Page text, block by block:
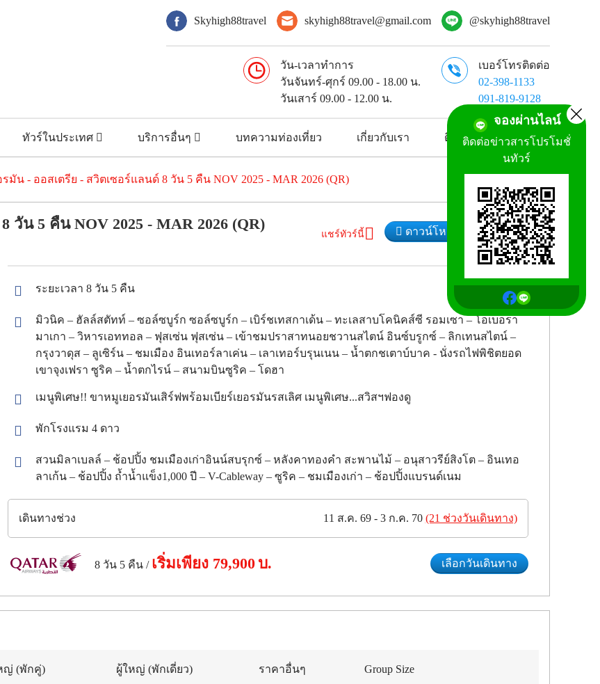
Skyhigh88travel skyhigh88travel@gmail.com @skyhigh88travel
วัน-เวลาทำการ
วันจันทร์-ศุกร์ 09.00 - 18.00 น.
วันเสาร์ 09.00 - 12.00 น.
เบอร์โทรติดต่อ
02-398-1133
091-819-9128
ทัวร์ในประเทศ บริการอื่นๆ บทความท่องเที่ยว เกี่ยวกับเรา ติดต่อเรา
รมัน - ออสเตรีย - สวิตเซอร์แลนด์ 8 วัน 5 คืน NOV 2025 - MAR 2026 (QR)
น 5 คืน NOV 2025 - MAR 2026 (QR)
แชร์ทัวร์นี้ ดาวน์โหลดโปรแกรมทัวร์
ระยะเวลา 8 วัน 5 คืน
มิวนิค – ฮัลล์สตัทท์ – ซอล์ซบูร์ก ซอล์ซบูร์ก – เบิร์ชเทสกาเด้น – ทะเลสาบโคนิคส์ซี รอมเซา – โอเบอรา
มาเกา – วิหารเอททอล – ฟุสเซ่น ฟุสเซ่น – เข้าชมปราสาทนอยชวานสไตน์ อินซ์บรูกซ์ – ลิกเทนสไตน์ –
กรุงวาดุส – ลูเซิร์น – ชมเมือง อินเทอร์ลาเค่น – เลาเทอร์บรุนเนน – น้ำตกชเตาบ์บาค - นั่งรถไฟพิชิตยอด
เขาจุงเฟรา ซูริค – น้ำตกไรน์ – สนามบินซูริค – โดฮา
เมนูพิเศษ!! ขาหมูเยอรมันเสิร์ฟพร้อมเบียร์เยอรมันรสเลิศ เมนูพิเศษ...สวิสฯฟองดู
พักโรงแรม 4 ดาว
สวนมิลาเบลล์ – ช้อปปิ้ง ชมเมืองเก่าอินน์สบรุกซ์ – หลังคาทองคำ สะพานไม้ – อนุสาวรีย์สิงโต – อินเทอ
ลาเก้น – ช้อปปิ้ง ถ้ำน้ำแข็ง1,000 ปี – V-Cableway – ซูริค – ชมเมืองเก่า – ช้อปปิ้งแบรนด์เนม
เดินทางช่วง 11 ส.ค. 69 - 3 ก.ค. 70 (21 ช่วงวันเดินทาง)
8 วัน 5 คืน / เริ่มเพียง 79,900บ. เลือกวันเดินทาง
ญ่ (พักคู่) ผู้ใหญ่ (พักเดี่ยว) ราคาอื่นๆ Group Size
จองผ่านไลน์
ติดต่อข่าวสารโปรโมชั่
นทัวร์